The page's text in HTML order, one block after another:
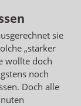
sie
„stärker
wollte doch
noch
Doch alle